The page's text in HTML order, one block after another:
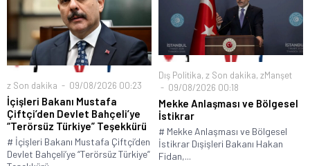
z Son dakika 09/08/2026 00:23
İçişleri Bakanı Mustafa
Çiftçi’den Devlet Bahçeli’ye
“Terörsüz Türkiye” Teşekkürü
# İçişleri Bakanı Mustafa Çiftçi’den
Devlet Bahçeli’ye “Terörsüz Türkiye”
Dış Politika, z Son dakika, zManşet
09/08/2026 00:18
Mekke Anlaşması ve Bölgesel
İstikrar
# Mekke Anlaşması ve Bölgesel
İstikrar Dışişleri Bakanı Hakan
Fidan,...